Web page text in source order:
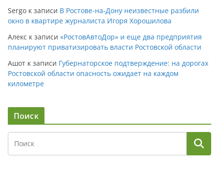
Sergo к записи В Ростове-на-Дону неизвестные разбили
окно в квартире журналиста Игоря Хорошилова
Алекс к записи «РостовАвтоДор» и еще два предприятия
планируют приватизировать власти Ростовской области
Ашот к записи Губернаторское подтверждение: на дорогах
Ростовской области опасность ожидает на каждом
километре
Поиск